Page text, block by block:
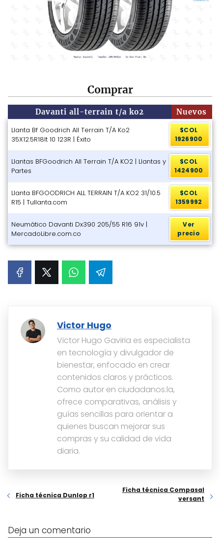
Comprar
Davanti all-terrain t/a ko2
Nuevos
Llanta Bf Goodrich All Terrain T/A Ko2
35X12.5R18lt 10 123R | Éxito
$COL
1926900
Llantas BFGoodrich All Terrain T/A KO2 | Llantas y
Partes
$COL
1424900
Llanta BFGOODRICH ALL TERRAIN T/A KO2 31/10.5
R15 | Tullanta.com
$COL
1359992
Neumático Davanti Dx390 205/55 R16 91v |
MercadoLibre.com.co
Ver
precio
Victor Hugo
Victor Hugo Gaviria es especialista
en tecnología y divulgador de
bienestar, enfocado en crear
contenidos claros y prácticos.
Como autor en ciudadanos.la,
ofrece comparativas, análisis y
guías sencillas para orientar a
quienes buscan mejorar sus
compras y su calidad de vida
diaria.
Ficha técnica Dunlop r1
Ficha técnica Compasal
versant
Deja un comentario